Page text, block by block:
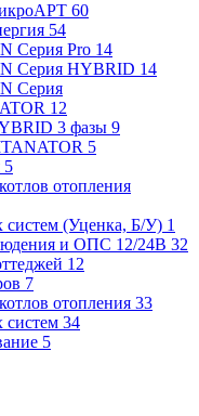
60
54
Серия Pro 14
Серия HYBRID 14
Серия
12
3 фазы 9
5
5
отопления
(Уценка, Б/У) 1
и ОПС 12/24В 32
12
7
отопления 33
34
5